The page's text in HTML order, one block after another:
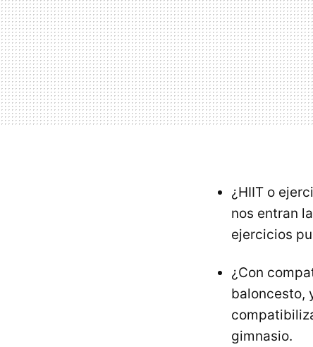
¿HIIT o
nos entran
ejercicios
¿Con
baloncesto,
gimnasio.